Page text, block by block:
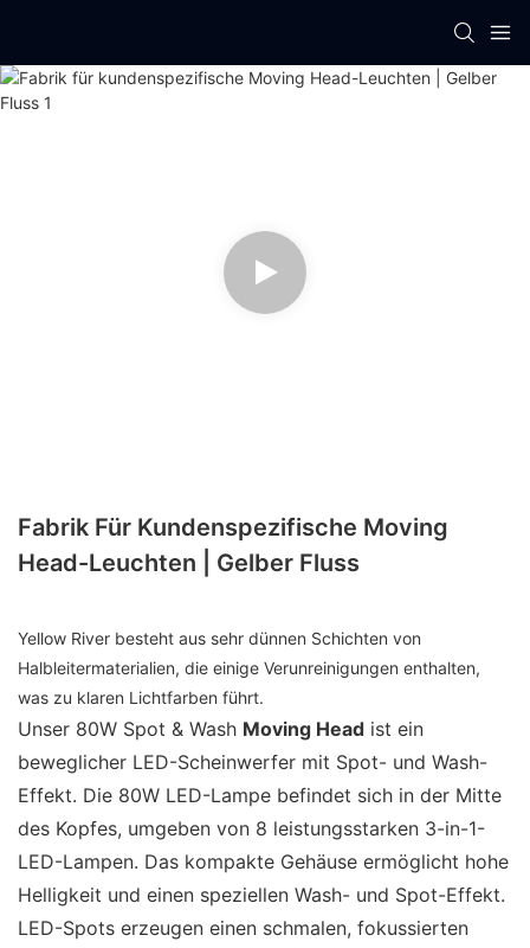
Fabrik Für Kundenspezifische Moving
Head-Leuchten | Gelber Fluss
Yellow River besteht aus sehr dünnen Schichten von
Halbleitermaterialien, die einige Verunreinigungen enthalten,
was zu klaren Lichtfarben führt.
Unser 80W Spot & Wash Moving Head ist ein
beweglicher LED-Scheinwerfer mit Spot- und Wash-
Effekt. Die 80W LED-Lampe befindet sich in der Mitte
des Kopfes, umgeben von 8 leistungsstarken 3-in-1-
LED-Lampen. Das kompakte Gehäuse ermöglicht hohe
Helligkeit und einen speziellen Wash- und Spot-Effekt.
LED-Spots erzeugen einen schmalen, fokussierten